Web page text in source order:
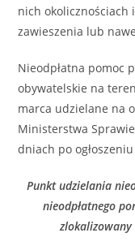
nich okolicznościach
zawieszenia lub
Nieodpłatna pomoc
obywatelskie na
marca udzielane na
Ministerstwa
dniach po
Punkt udzielania
nieodpłatnego
zlokalizowany